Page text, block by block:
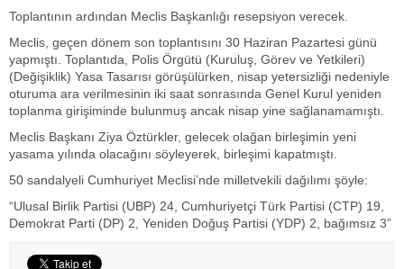
Toplantının ardından Meclis Başkanlığı resepsiyon verecek.
Meclis, geçen dönem son toplantısını 30 Haziran Pazartesi günü
yapmıştı. Toplantıda, Polis Örgütü (Kuruluş, Görev ve Yetkileri)
(Değişiklik) Yasa Tasarısı görüşülürken, nisap yetersizliği nedeniyle
oturuma ara verilmesinin iki saat sonrasında Genel Kurul yeniden
toplanma girişiminde bulunmuş ancak nisap yine sağlanamamıştı.
Meclis Başkanı Ziya Öztürkler, gelecek olağan birleşimin yeni
yasama yılında olacağını söyleyerek, birleşimi kapatmıştı.
50 sandalyeli Cumhuriyet Meclisi’nde milletvekili dağılımı şöyle:
“Ulusal Birlik Partisi (UBP) 24, Cumhuriyetçi Türk Partisi (CTP) 19,
Demokrat Parti (DP) 2, Yeniden Doğuş Partisi (YDP) 2, bağımsız 3”